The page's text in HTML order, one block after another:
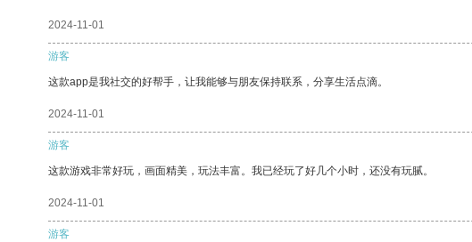
2024-11-01
游客
这款app是我社交的好帮手，让我能够与朋友保持联系，分享生活点滴。
2024-11-01
游客
这款游戏非常好玩，画面精美，玩法丰富。我已经玩了好几个小时，还没有玩腻。
2024-11-01
游客